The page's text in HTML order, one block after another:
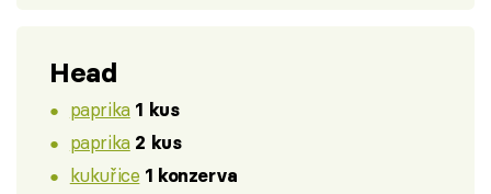
Head
paprika 1 kus
paprika 2 kus
kukuřice 1 konzerva